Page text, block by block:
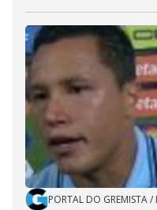
PORTAL DO GREMISTA/